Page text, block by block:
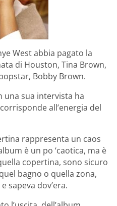
West abbia pagato la
di Houston, Tina Brown,
Bobby Brown.
una sua intervista ha
all’energia del
rappresenta un caos
è un po ‘caotica, ma è
copertina, sono sicuro
bagno o quella zona,
sapeva dov’era.